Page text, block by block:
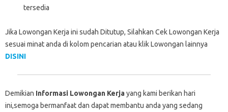
tersedia
Jika Lowongan Kerja ini sudah Ditutup, Silahkan Cek Lowongan Kerja
sesuai minat anda di kolom pencarian atau klik Lowongan lainnya
DISINI
Demikian Informasi Lowongan Kerjayang kami berikan hari
ini,semoga bermanfaat dan dapat membantu anda yang sedang